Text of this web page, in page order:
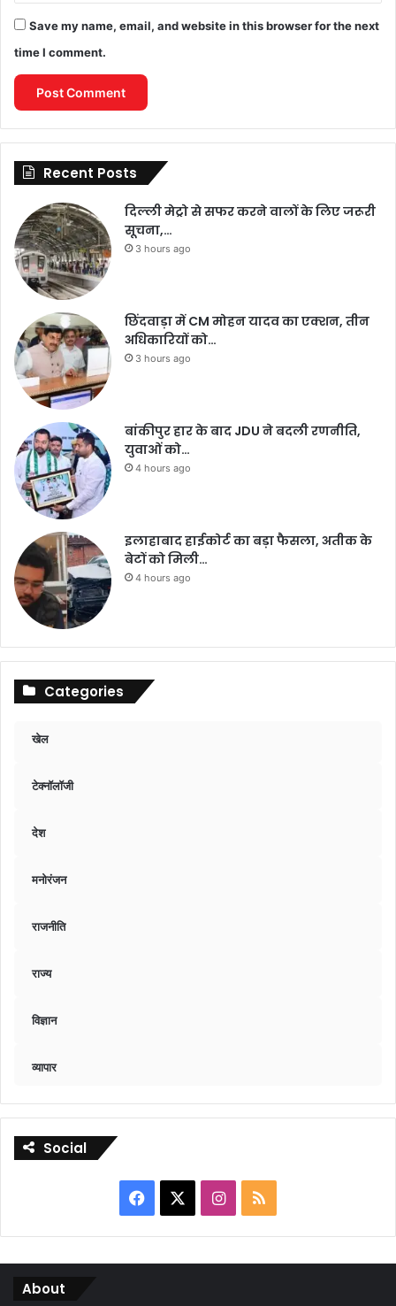
Save my name, email, and website in this browser for the next
time I comment.
Recent Posts
दिल्ली मेट्रो से सफर करने वालों के लिए जरूरी
सूचना,…
3 hours ago
छिंदवाड़ा में CM मोहन यादव का एक्शन, तीन
अधिकारियों को…
3 hours ago
बांकीपुर हार के बाद JDU ने बदली रणनीति,
युवाओं को…
4 hours ago
इलाहाबाद हाईकोर्ट का बड़ा फैसला, अतीक के
बेटों को मिली…
4 hours ago
Categories
खेल
टेक्नॉलॉजी
देश
मनोरंजन
राजनीति
राज्य
विज्ञान
व्यापार
Social
Facebook Instagram
RSS
About